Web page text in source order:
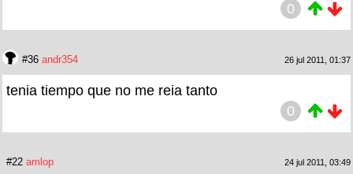
0
#36 andr354 26 jul 2011, 01:37
tenia tiempo que no me reia tanto
0
#22 amlop 24 jul 2011, 03:49